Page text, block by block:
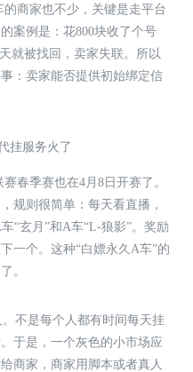
的商家也不少，关键是走平台
案例是：花800块收了个号
就被找回，卖家失联。所以
：卖家能否提供初始绑定信
挂服务火了
春季赛也在4月8日开赛了。
规则很简单：每天看直播，
“玄月”和A车“L-狼影”。奖励
一个。这种“白嫖永久A车”的
。
不是每个人都有时间每天挂
于是，一个灰色的小市场应
商家，商家用脚本或者真人